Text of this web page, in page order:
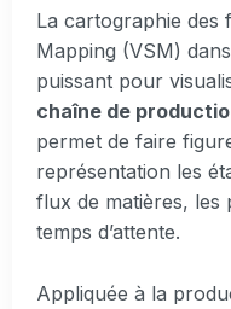
La cartographie des
Mapping (VSM)
puissant pour
chaîne de
permet de faire
représentation les
flux de matières, les
temps d’attente.
Appliquée à la